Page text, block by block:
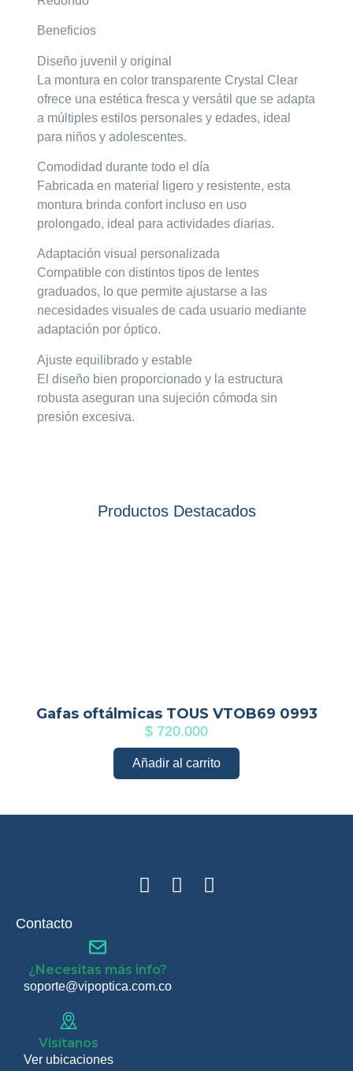
Beneficios
Diseño juvenil y original
La montura en color transparente Crystal Clear
ofrece una estética fresca y versátil que se adapta
a múltiples estilos personales y edades, ideal
para niños y adolescentes.
Comodidad durante todo el día
Fabricada en material ligero y resistente, esta
montura brinda confort incluso en uso
prolongado, ideal para actividades diarias.
Adaptación visual personalizada
Compatible con distintos tipos de lentes
graduados, lo que permite ajustarse a las
necesidades visuales de cada usuario mediante
adaptación por óptico.
Ajuste equilibrado y estable
El diseño bien proporcionado y la estructura
robusta aseguran una sujeción cómoda sin
presión excesiva.
Productos Destacados
Gafas oftálmicas TOUS VTOB69 0993
$ 720.000
Añadir al carrito
Contacto
¿Necesitas más info?
soporte@vipoptica.com.co
Visítanos
Ver ubicaciones